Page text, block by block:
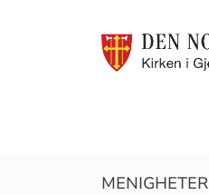
MENIGHETER